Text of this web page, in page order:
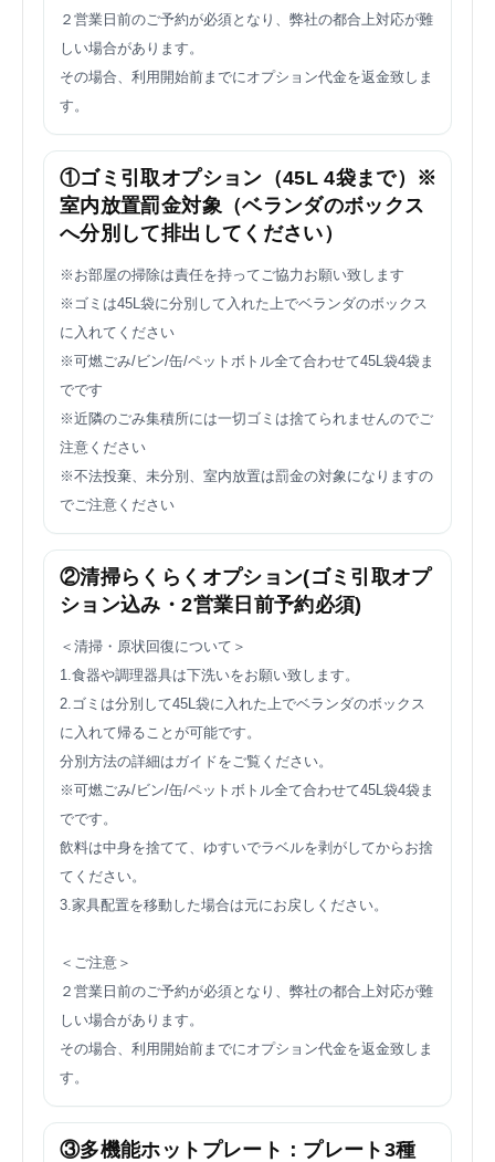
２営業日前のご予約が必須となり、弊社の都合上対応が難
しい場合があります。
その場合、利用開始前までにオプション代金を返金致しま
す。
①ゴミ引取オプション（45L 4袋まで）※
室内放置罰金対象（ベランダのボックス
へ分別して排出してください）
※お部屋の掃除は責任を持ってご協力お願い致します
※ゴミは45L袋に分別して入れた上でベランダのボックス
に入れてください
※可燃ごみ/ビン/缶/ペットボトル全て合わせて45L袋4袋ま
でです
※近隣のごみ集積所には一切ゴミは捨てられませんのでご
注意ください
※不法投棄、未分別、室内放置は罰金の対象になりますの
でご注意ください
②清掃らくらくオプション(ゴミ引取オプ
ション込み・2営業日前予約必須)
＜清掃・原状回復について＞
1.食器や調理器具は下洗いをお願い致します。
2.ゴミは分別して45L袋に入れた上でベランダのボックス
に入れて帰ることが可能です。
分別方法の詳細はガイドをご覧ください。
※可燃ごみ/ビン/缶/ペットボトル全て合わせて45L袋4袋ま
でです。
飲料は中身を捨てて、ゆすいでラベルを剥がしてからお捨
てください。
3.家具配置を移動した場合は元にお戻しください。
＜ご注意＞
２営業日前のご予約が必須となり、弊社の都合上対応が難
しい場合があります。
その場合、利用開始前までにオプション代金を返金致しま
す。
③多機能ホットプレート：プレート3種